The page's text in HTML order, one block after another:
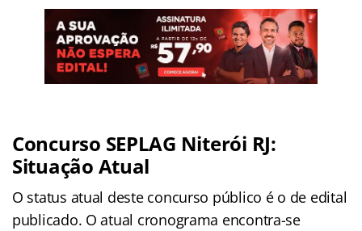
Concurso SEPLAG Niterói RJ:
Situação Atual
O status atual deste concurso público é o de edital
publicado. O atual cronograma encontra-se